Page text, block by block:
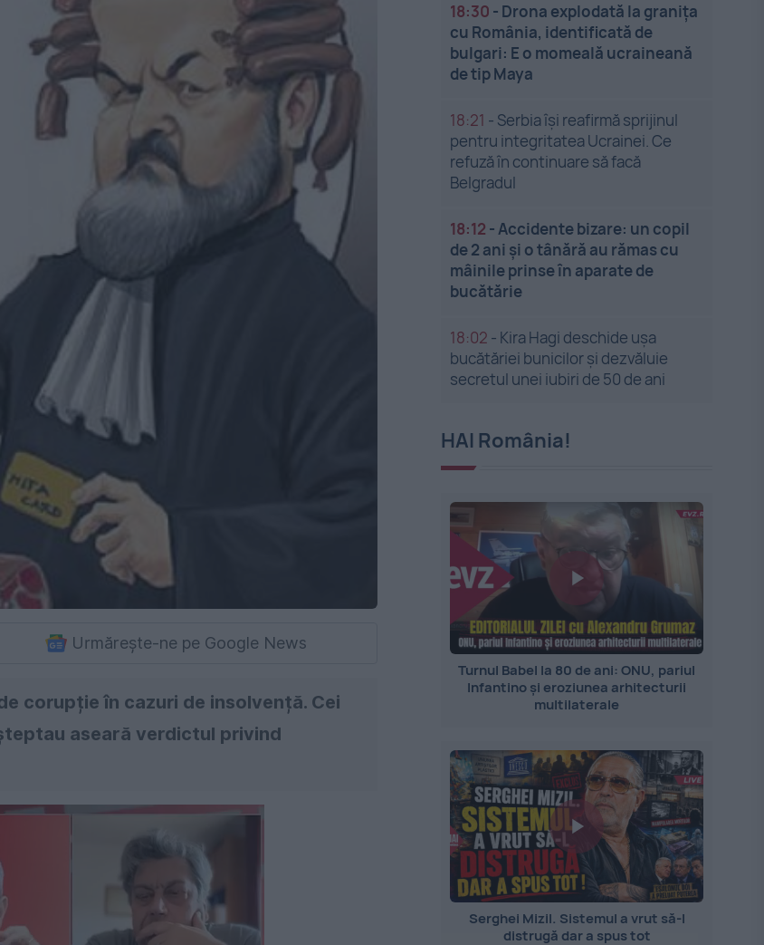
Urmărește-ne pe Google News
corupție în cazuri de insolvență. Cei
aseară verdictul privind
18:30 - Drona explodată la granița
cu România, identificată de
bulgari: E o momeală ucraineană
de tip Maya
18:21 - Serbia își reafirmă sprijinul
pentru integritatea Ucrainei. Ce
refuză în continuare să facă
Belgradul
18:12 -Accidente bizare: un copil
de 2 ani și o tânără au rămas cu
mâinile prinse în aparate de
bucătărie
18:02 - Kira Hagi deschide ușa
bucătăriei bunicilor și dezvăluie
secretul unei iubiri de 50 de ani
HAI România!
Turnul Babel la 80 de ani: ONU, pariul
Infantino și eroziunea arhitecturii
multilaterale
Serghei Mizil. Sistemul a vrut să-l
distrugă dar a spus tot